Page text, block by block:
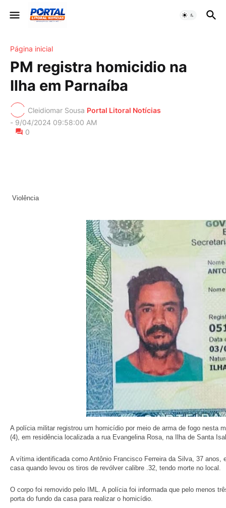
Página inicial
PM registra homicidio na
Ilha em Parnaíba
Cleidiomar Sousa Portal Litoral Notícias
- 9/04/2024 09:58:00 AM
0
Violência
A polícia militar registrou um homicídio por meio de arma de fogo nesta
(4), em residência localizada a rua Evangelina Rosa, na Ilha de Santa
A vítima identificada como Antônio Francisco Ferreira da Silva, 37 anos,
casa quando levou os tiros de revólver calibre .32, tendo morte no local.
O corpo foi removido pelo IML. A polícia foi informada que pelo menos
porta do fundo da casa para realizar o homicídio.